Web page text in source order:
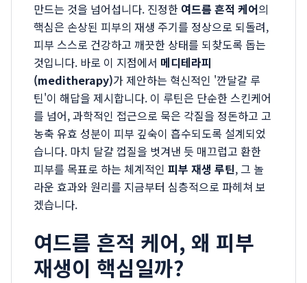
만드는 것을 넘어섭니다. 진정한 여드름 흔적 케어의
핵심은 손상된 피부의 재생 주기를 정상으로 되돌려,
피부 스스로 건강하고 깨끗한 상태를 되찾도록 돕는
것입니다. 바로 이 지점에서 메디테라피
(meditherapy)가 제안하는 혁신적인 '깐달걀 루
틴'이 해답을 제시합니다. 이 루틴은 단순한 스킨케어
를 넘어, 과학적인 접근으로 묵은 각질을 정돈하고 고
농축 유효 성분이 피부 깊숙이 흡수되도록 설계되었
습니다. 마치 달걀 껍질을 벗겨낸 듯 매끄럽고 환한
피부를 목표로 하는 체계적인 피부 재생 루틴, 그 놀
라운 효과와 원리를 지금부터 심층적으로 파헤쳐 보
겠습니다.
여드름 흔적 케어, 왜 피부
재생이 핵심일까?